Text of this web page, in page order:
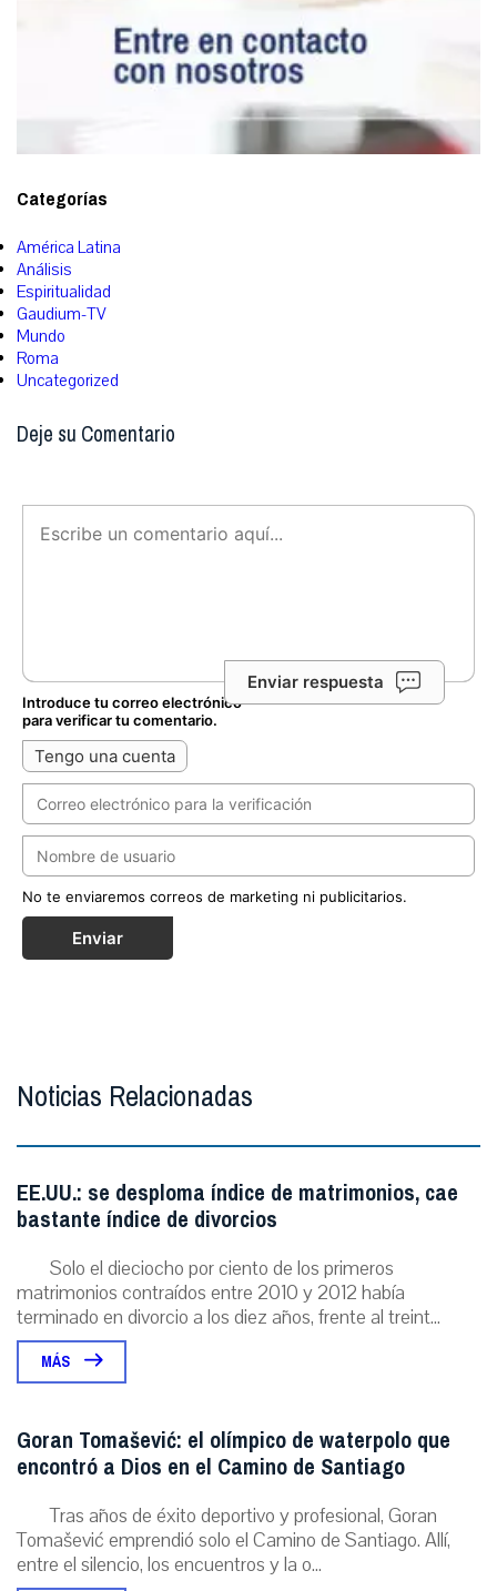
Categorías
América Latina
Análisis
Espiritualidad
Gaudium-TV
Mundo
Roma
Uncategorized
Deje su Comentario
Enviar respuesta
Introduce tu correo electrónico
para verificar tu comentario.
Tengo una cuenta
No te enviaremos correos de marketing ni publicitarios.
Enviar
Noticias Relacionadas
EE.UU.: se desploma índice de matrimonios, cae
bastante índice de divorcios
Solo el dieciocho por ciento de los primeros
matrimonios contraídos entre 2010 y 2012 había
terminado en divorcio a los diez años, frente al treint...
MÁS
Goran Tomašević: el olímpico de waterpolo que
encontró a Dios en el Camino de Santiago
Tras años de éxito deportivo y profesional, Goran
Tomašević emprendió solo el Camino de Santiago. Allí,
entre el silencio, los encuentros y la o...